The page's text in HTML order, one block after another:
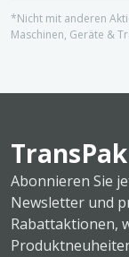
*Nicht mit anderen
Maschinen, Geräte &
Abonnieren Sie
Newsletter und
Rabattaktionen,